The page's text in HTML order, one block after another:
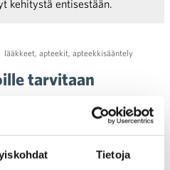
Tietoja
kehitystä entisestään.
lääkkeet, apteekit, apteekkisääntely
tarvitaan
enemmän. Tämän ovat